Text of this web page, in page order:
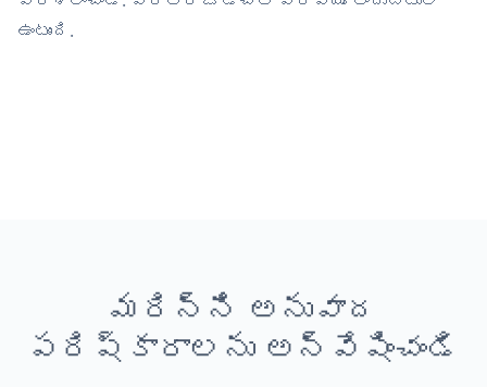
ఉంటుంది.
మరిన్ని అనువాద
పరిష్కారాలను అన్వేషించండి